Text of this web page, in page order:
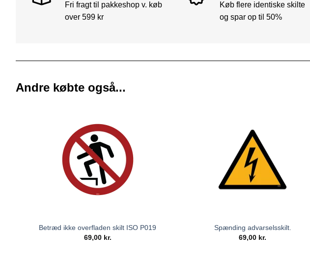
Fri fragt til pakkeshop v. køb
over 599 kr
Køb flere identiske skilte
og spar op til 50%
Andre købte også...
Betræd ikke overfladen skilt ISO P019
69,00 kr.
Spænding advarselsskilt.
69,00 kr.